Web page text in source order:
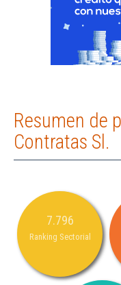
Resumen de
Contratas Sl.
7.796
Ranking Sectorial